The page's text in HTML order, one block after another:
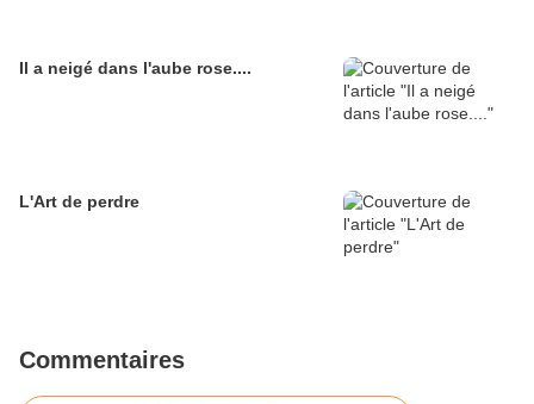
Il a neigé dans l'aube rose....
L'Art de perdre
Commentaires